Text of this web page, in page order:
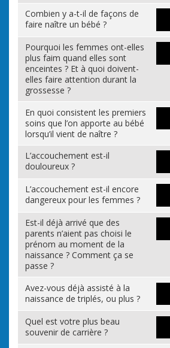
Combien y a-t-il de façons de
faire naître un bébé ?
Pourquoi les femmes ont-elles
plus faim quand elles sont
enceintes ? Et à quoi doivent-
elles faire attention durant la
grossesse ?
En quoi consistent les premiers
soins que l’on apporte au bébé
lorsqu’il vient de naître ?
L’accouchement est-il
douloureux ?
L’accouchement est-il encore
dangereux pour les femmes ?
Est-il déjà arrivé que des
parents n’aient pas choisi le
prénom au moment de la
naissance ? Comment ça se
passe ?
Avez-vous déjà assisté à la
naissance de triplés, ou plus ?
Quel est votre plus beau
souvenir de carrière ?